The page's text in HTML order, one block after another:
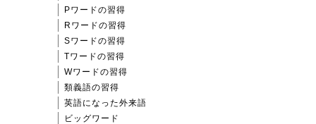
Pワードの習得
Rワードの習得
Sワードの習得
Tワードの習得
Wワードの習得
類義語の習得
英語になった外来語
ビッグワード